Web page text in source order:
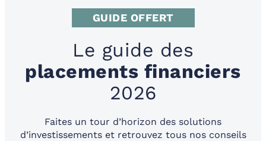
GUIDE OFFERT
Le guide des
placements financiers
2026
Faites un tour d’horizon des solutions
d’investissements et retrouvez tous nos conseils